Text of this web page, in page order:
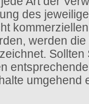
des
werden
Sollten
umgehend